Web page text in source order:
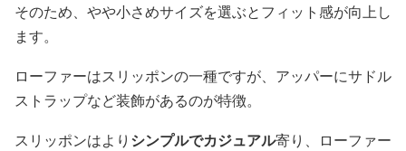
そのため、やや小さめサイズを選ぶとフィット感が向上し
ます。
ローファーはスリッポンの一種ですが、アッパーにサドル
ストラップなど装飾があるのが特徴。
スリッポンはより シンプルでカジュアル寄り、ローファー